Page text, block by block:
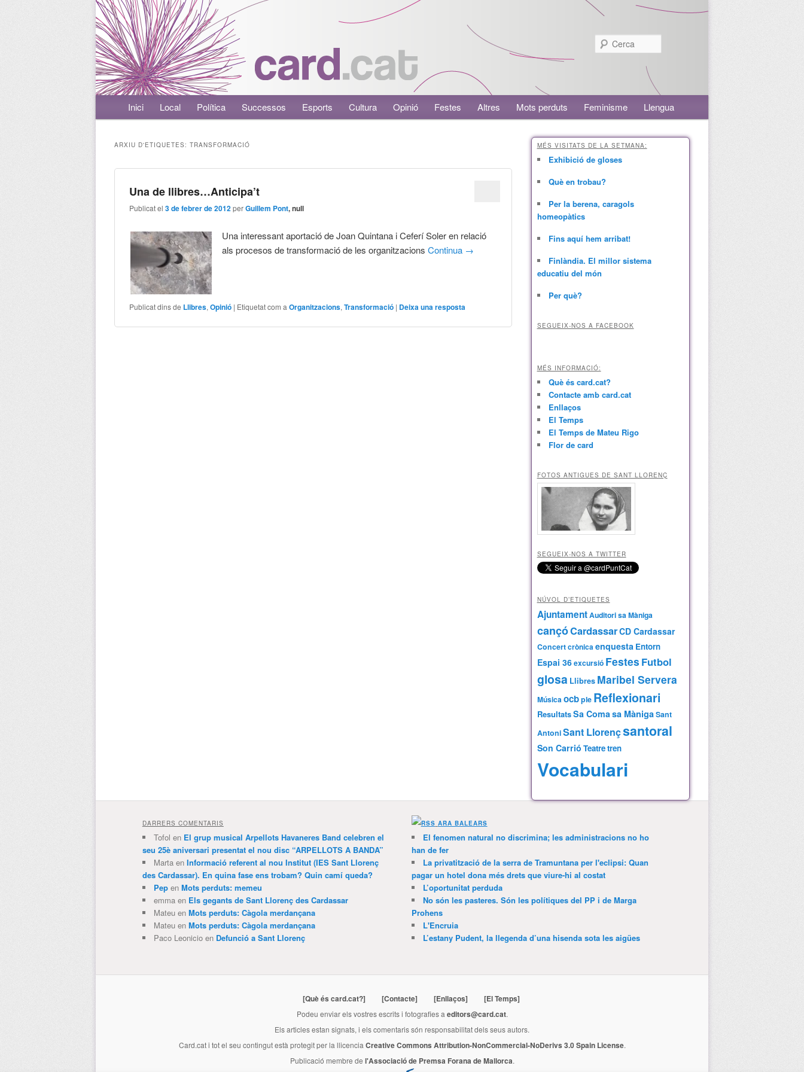
Menú principalAneu al contingut principal
Aneu al contingut secundari
Inici Local Política Successos Esports Cultura Opinió Festes Altres Mots perduts Feminisme Llengua
ARXIU D'ETIQUETES: TRANSFORMACIÓ
Una de llibres…Anticipa’t
Publicat el3 de febrer de 2012perGuillem Pont, null
Una interessant aportació de Joan Quintana i Ceferí Soler en relació
als procesos de transformació de les organitzacionsContinua →
Publicat dins de Llibres,Opinió | Etiquetat com a Organitzacions,Transformació | Deixa una resposta
MÉS VISITATS DE LA SETMANA:
Exhibició de gloses
Què en trobau?
Per la berena, caragols
homeopàtics
Fins aquí hem arribat!
Finlàndia. El millor sistema
educatiu del món
Per què?
SEGUEIX-NOS A FACEBOOK
MÉS INFORMACIÓ:
Què és card.cat?
Contacte amb card.cat
Enllaços
El Temps
El Temps de Mateu Rigo
Flor de card
FOTOS ANTIGUES DE SANT LLORENÇ
SEGUEIX-NOS A TWITTER
NÚVOL D’ETIQUETES
AjuntamentAuditori sa Màniga
cançóCardassarCD Cardassar
Concertcrònicaenquesta Entorn
Espai 36excursió Festes Futbol
glosa Llibres Maribel Servera
Músicaocbple Reflexionari
ResultatsSa Comasa MànigaSant
AntoniSant Llorençsantoral
Son Carrió Teatretren
Vocabulari
DARRERS COMENTARIS
Tofol en El grup musical Arpellots Havaneres Band celebren el
seu 25è aniversari presentat el nou disc “ARPELLOTS A BANDA”
Martaen Informació referent al nou Institut (IES Sant Llorenç
des Cardassar). En quina fase ens trobam? Quin camí queda?
Pepen Mots perduts: memeu
emmaen Els gegants de Sant Llorenç des Cardassar
Mateuen Mots perduts: Càgola merdançana
Mateuen Mots perduts: Càgola merdançana
Paco Leonicioen Defunció a Sant Llorenç
ARA BALEARS
El fenomen natural no discrimina; les administracions no ho
han de fer
La privatització de la serra de Tramuntana per l'eclipsi: Quan
pagar un hotel dona més drets que viure-hi al costat
L’oportunitat perduda
No són les pasteres. Són les polítiques del PP i de Marga
Prohens
L'Encruia
L’estany Pudent, la llegenda d’una hisenda sota les aigües
[Què és card.cat?] [Contacte] [Enllaços] [El Temps]
Podeu enviar els vostres escrits i fotografies a editors@card.cat.
Els articles estan signats, i els comentaris són responsabilitat dels seus autors.
Card.cati tot el seu contingut està protegit per la llicencia Creative Commons Attribution-NonCommercial-NoDerivs 3.0 Spain License.
Publicació membre de l'Associació de Premsa Forana de Mallorca.